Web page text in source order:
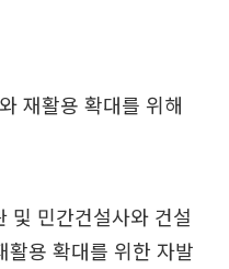
재활용 확대를 위해
및 민간건설사와 건설
활용 확대를 위한 자발